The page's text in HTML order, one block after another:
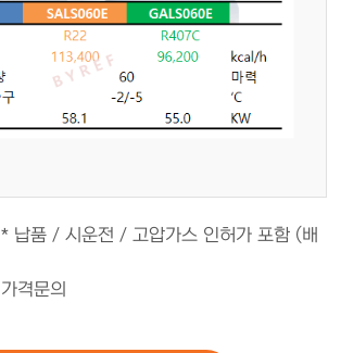
* 납품 / 시운전 / 고압가스 인허가 포함 (배
가격문의